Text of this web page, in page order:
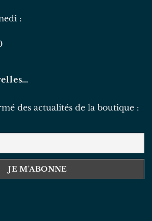
:
des actualités de la boutique :